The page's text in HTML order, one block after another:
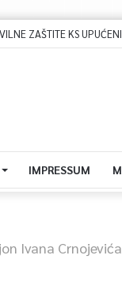
IMPRESSUM
Ivana Crnojevića